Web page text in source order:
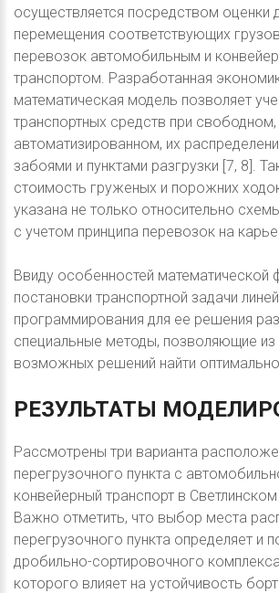
осуществляется посредством оценки
перемещения соответствующих
перевозок автомобильным и
транспортом. Разработанная
математическая модель позволяет
транспортных средств при
автоматизированном, их
забоями и пунктами разгрузки [7, 8].
стоимость груженых и порожних
указана не только относительно
с учетом принципа перевозок на
Ввиду особенностей математической
постановки транспортной задачи
программирования для ее решения
специальные методы, позволяющие
возможных решений найти
РЕЗУЛЬТАТЫ
Рассмотрены три варианта
перегрузочного пункта с
конвейерный транспорт в
Важно отметить, что выбор места
перегрузочного пункта определяет и
дробильно-сортировочного
которого влияет на устойчивость